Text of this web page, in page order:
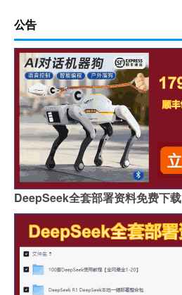
公告
DeepSeek全套部署资料免费下载